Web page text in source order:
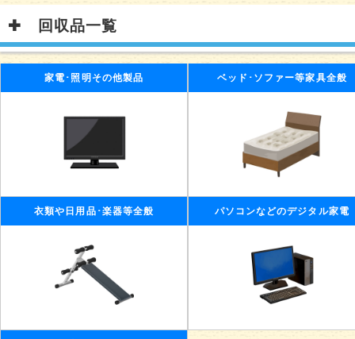
回収品一覧
家電･照明その他製品 ベッド･ソファー等家具全般
衣類や日用品･楽器等全般 パソコンなどのデジタル家電